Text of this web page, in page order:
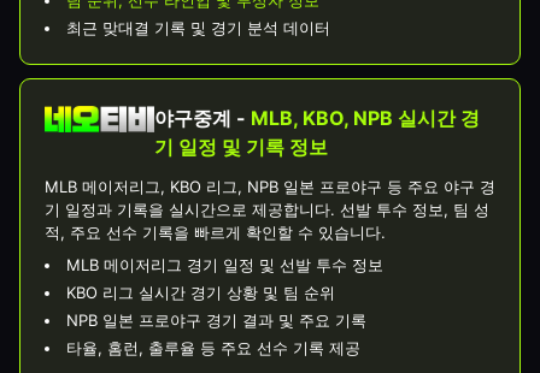
최근 맞대결 기록 및 경기 분석 데이터
야구중계 - MLB, KBO, NPB 실시간 경
기 일정 및 기록 정보
MLB 메이저리그, KBO 리그, NPB 일본 프로야구 등 주요 야구 경
기 일정과 기록을 실시간으로 제공합니다. 선발 투수 정보, 팀 성
적, 주요 선수 기록을 빠르게 확인할 수 있습니다.
MLB 메이저리그 경기 일정 및 선발 투수 정보
KBO 리그 실시간 경기 상황 및 팀 순위
NPB 일본 프로야구 경기 결과 및 주요 기록
타율, 홈런, 출루율 등 주요 선수 기록 제공